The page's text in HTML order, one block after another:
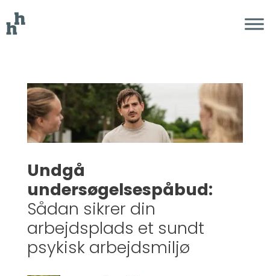
Undgå
undersøgelsespåbud:
Sådan sikrer din
arbejdsplads et sundt
psykisk arbejdsmiljø